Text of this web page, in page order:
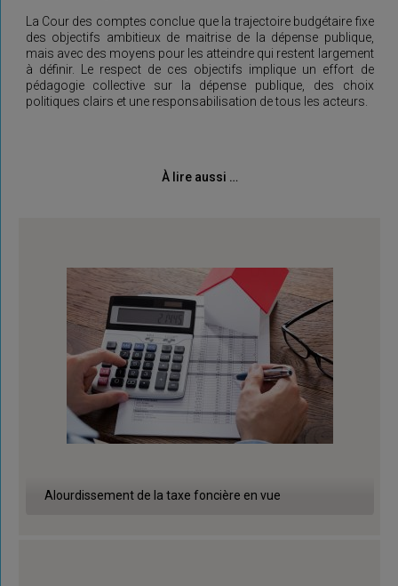
La Cour des comptes conclue que la trajectoire budgétaire fixe
des objectifs ambitieux de maitrise de la dépense publique,
mais avec des moyens pour les atteindre qui restent largement
à définir. Le respect de ces objectifs implique un effort de
pédagogie collective sur la dépense publique, des choix
politiques clairs et une responsabilisation de tous les acteurs.
À lire aussi …
Alourdissement de la taxe foncière en vue